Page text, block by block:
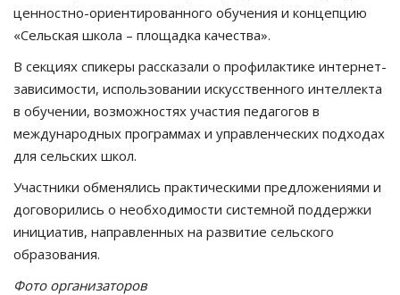
ценностно-ориентированного обучения и концепцию
«Сельская школа – площадка качества».
В секциях спикеры рассказали о профилактике интернет-
зависимости, использовании искусственного интеллекта
в обучении, возможностях участия педагогов в
международных программах и управленческих подходах
для сельских школ.
Участники обменялись практическими предложениями и
договорились о необходимости системной поддержки
инициатив, направленных на развитие сельского
образования.
Фото организаторов